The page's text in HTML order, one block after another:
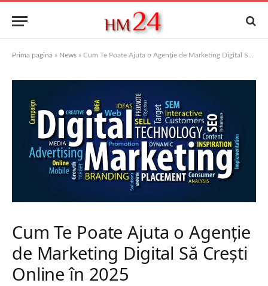
Prima pagină » News » Cum Te Poate Ajuta o Agenție de Marketing Digital Să Crești Online în 2025
Cum Te Poate Ajuta o Agenție
de Marketing Digital Să Crești
Online în 2025